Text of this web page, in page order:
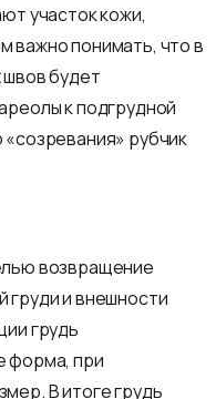
участок кожи,
важно понимать, что в
будет
к подгрудной
рубчик
возвращение
груди и внешности
грудь
форма, при
В итоге грудь